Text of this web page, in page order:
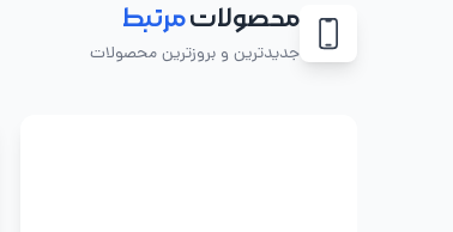
محصولاتمرتبط
جدیدترین و بروزترین محصولات